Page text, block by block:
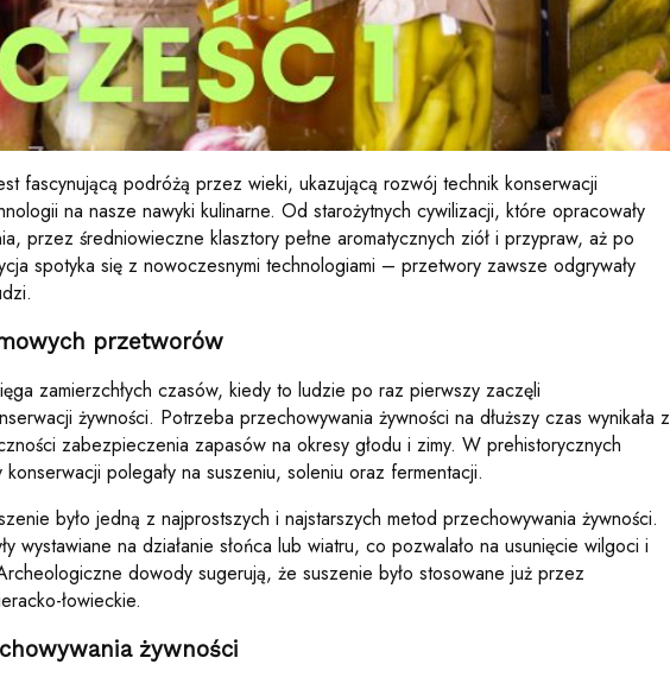
fascynującą podróżą przez wieki, ukazującą rozwój technik konserwacji
na nasze nawyki kulinarne. Od starożytnych cywilizacji, które opracowały
przez średniowieczne klasztory pełne aromatycznych ziół i przypraw, aż po
spotyka się z nowoczesnymi technologiami – przetwory zawsze odgrywały
przetworów
zamierzchłych czasów, kiedy to ludzie po raz pierwszy zaczęli
żywności. Potrzeba przechowywania żywności na dłuższy czas wynikała z
zabezpieczenia zapasów na okresy głodu i zimy. W prehistorycznych
polegały na suszeniu, soleniu oraz fermentacji.
było jedną z najprostszych i najstarszych metod przechowywania żywności.
wystawiane na działanie słońca lub wiatru, co pozwalało na usunięcie wilgoci i
dowody sugerują, że suszenie było stosowane już przez
łowieckie.
żywności